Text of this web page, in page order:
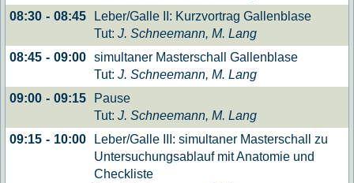
08:30 - 08:45
Leber/Galle II: Kurzvortrag Gallenblase
Tut: J. Schneemann, M. Lang
08:45 - 09:00 simultaner Masterschall Gallenblase
Tut: J. Schneemann, M. Lang
09:00 - 09:15
Pause
Tut: J. Schneemann, M. Lang
09:15 - 10:00
Leber/Galle III: simultaner Masterschall zu
Untersuchungsablauf mit Anatomie und
Checkliste